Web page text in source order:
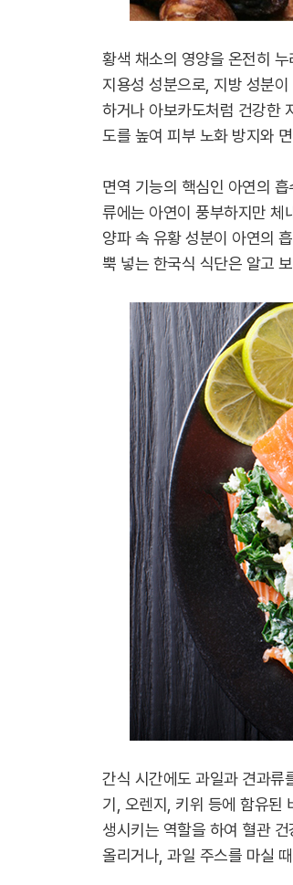
황색 채소의 영양을 온전히
지용성 성분으로, 지방 성분
하거나 아보카도처럼 건강한
도를 높여 피부 노화 방지와
면역 기능의 핵심인 아연의
류에는 아연이 풍부하지만 체
양파 속 유황 성분이 아연의
뿍 넣는 한국식 식단은 알고
간식 시간에도 과일과 견과류
기, 오렌지, 키위 등에 함유된
생시키는 역할을 하여 혈관
올리거나, 과일 주스를 마실